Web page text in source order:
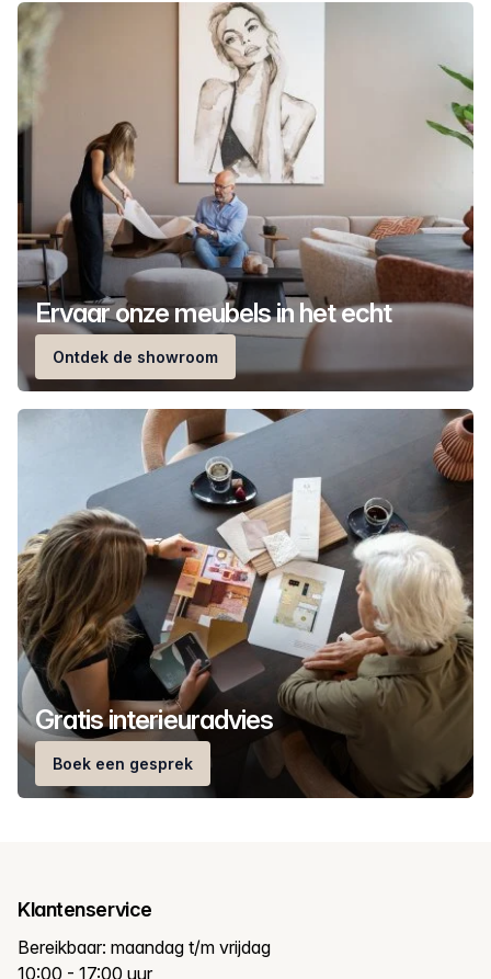
Ervaar onze meubels in het echt
Ontdek de showroom
Gratis interieuradvies
Boek een gesprek
Klantenservice
Bereikbaar: maandag t/m vrijdag
10:00 - 17:00 uur